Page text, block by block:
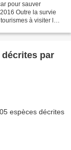
pour sauver
Outre la survie
à visiter la
par